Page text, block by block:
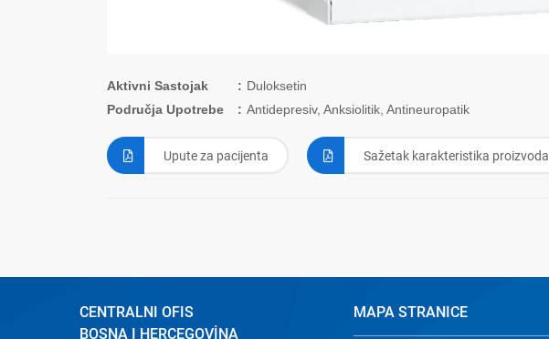
Aktivni Sastojak
Duloksetin
Područja Upotrebe
Antidepresiv, Anksiolitik, Antineuropatik
Upute za pacijenta Sažetak karakteristika proizvoda
CENTRALNI OFIS
BOSNA I HERCEGOVİNA
MAPA STRANICE